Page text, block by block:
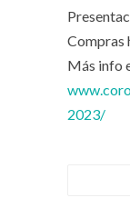
Compras
Más info
2023/